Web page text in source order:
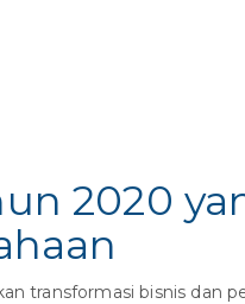
2020
transformasi bisnis dan